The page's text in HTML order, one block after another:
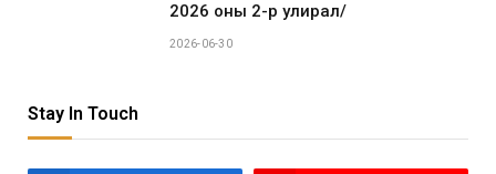
2026 оны 2-р улирал/
2026-06-30
Stay In Touch